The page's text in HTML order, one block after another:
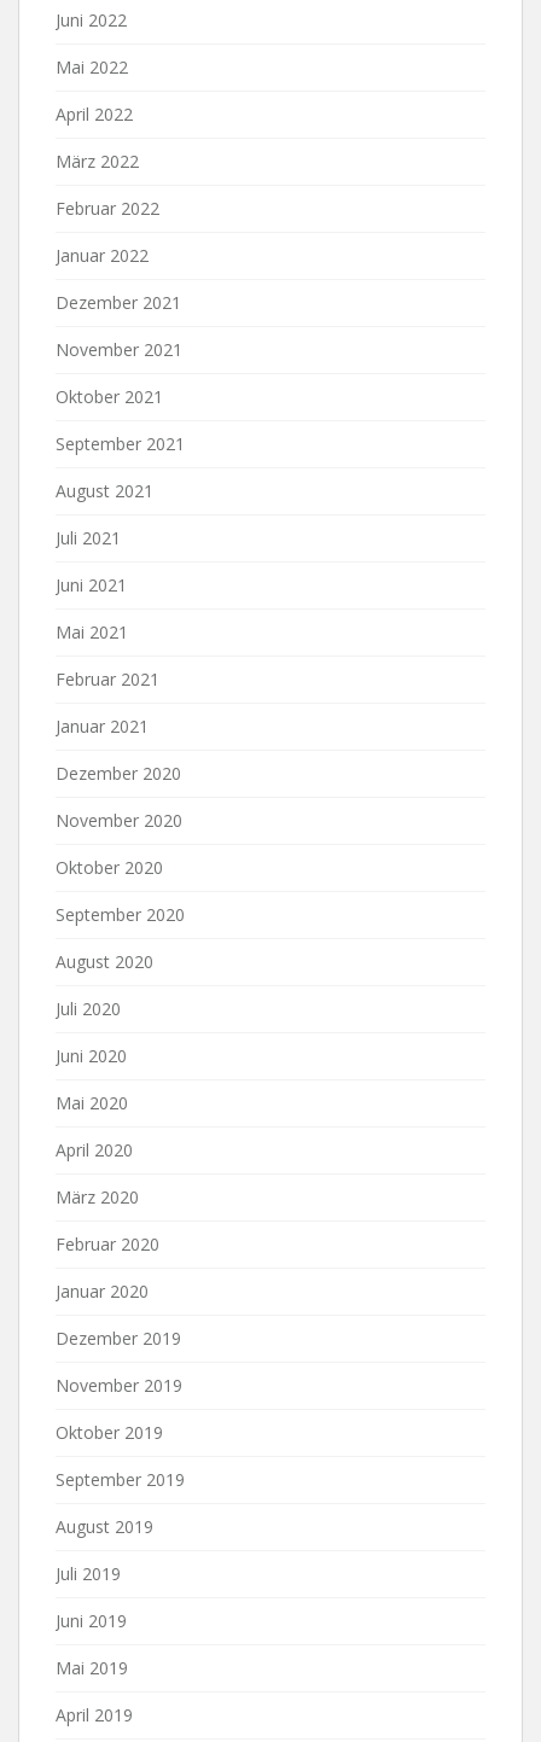
Juni 2022
Mai 2022
April 2022
März 2022
Februar 2022
Januar 2022
Dezember 2021
November 2021
Oktober 2021
September 2021
August 2021
Juli 2021
Juni 2021
Mai 2021
Februar 2021
Januar 2021
Dezember 2020
November 2020
Oktober 2020
September 2020
August 2020
Juli 2020
Juni 2020
Mai 2020
April 2020
März 2020
Februar 2020
Januar 2020
Dezember 2019
November 2019
Oktober 2019
September 2019
August 2019
Juli 2019
Juni 2019
Mai 2019
April 2019